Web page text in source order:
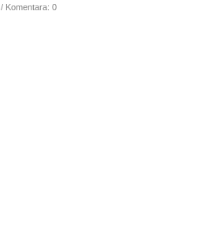
/ Komentara: 0